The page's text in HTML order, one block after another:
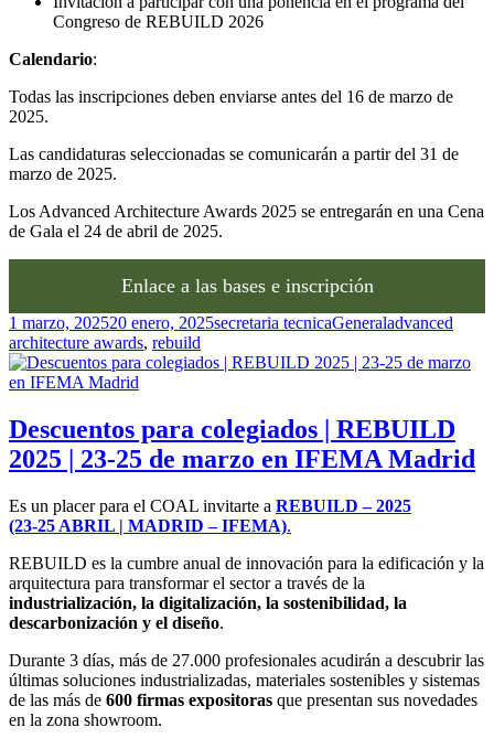
Congreso de REBUILD 2026
Calendario:
Todas las inscripciones deben enviarse antes del 16 de marzo de
2025.
Las candidaturas seleccionadas se comunicarán a partir del 31 de
marzo de 2025.
Los Advanced Architecture Awards 2025 se entregarán en una Cena
de Gala el 24 de abril de 2025.
Enlace a las bases e inscripción
Publicado
el
1 marzo, 202520 enero, 2025Autor
secretaria tecnicaCategorías
GeneralEtiquetas
advanced
architecture awards, rebuild
Descuentos para colegiados | REBUILD
2025 | 23-25 de marzo en IFEMA Madrid
Es un placer para el COAL invitarte a REBUILD – 2025
(23-25 ABRIL | MADRID – IFEMA).
REBUILD es la cumbre anual de innovación para la edificación y la
arquitectura para transformar el sector a través de la
industrialización, la digitalización, la sostenibilidad, la
descarbonización y el diseño.
Durante 3 días, más de 27.000 profesionales acudirán a descubrir las
últimas soluciones industrializadas, materiales sostenibles y sistemas
de las más de 600 firmas expositoras que presentan sus novedades
en la zona showroom.